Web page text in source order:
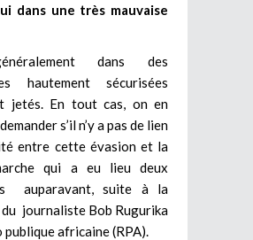
dans une très mauvaise
dans des
hautement sécurisées
jetés. En tout cas, on en
s’il n’y a pas de lien
entre cette évasion et la
qui a eu lieu deux
auparavant, suite à la
journaliste Bob Rugurika
publique africaine (RPA).